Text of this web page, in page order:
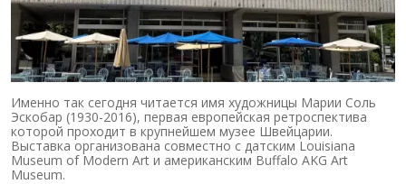
Именно так сегодня читается имя художницы Марии Соль
Эскобар (1930-2016), первая европейская ретроспектива
которой проходит в крупнейшем музее Швейцарии.
Выставка организована совместно с датским Louisiana
Museum of Modern Art и американским Buffalo AKG Art
Museum.